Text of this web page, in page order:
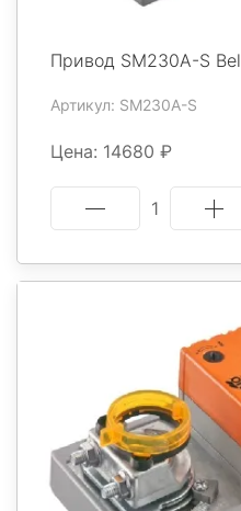
Привод SM230A-S
Артикул: SM230A-S
Цена: 14680 ₽
1